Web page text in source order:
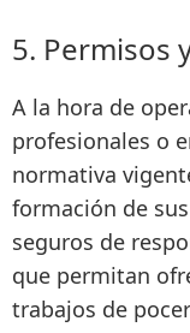
5. Permisos
A la hora de
profesionales o
normativa
formación de
seguros de
que permitan
trabajos de